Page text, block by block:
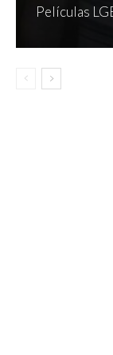
Películas